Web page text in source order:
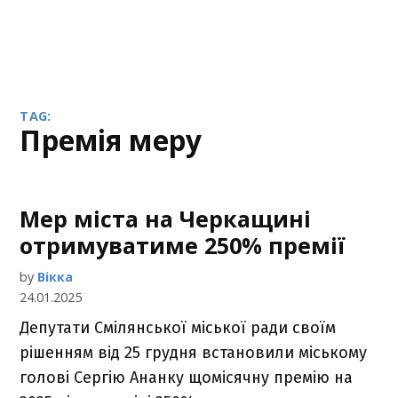
TAG:
премія меру
Мер міста на Черкащині
отримуватиме 250% премії
by Вікка
24.01.2025
Депутати Смілянської міської ради своїм
рішенням від 25 грудня встановили міському
голові Сергію Ананку щомісячну премію на